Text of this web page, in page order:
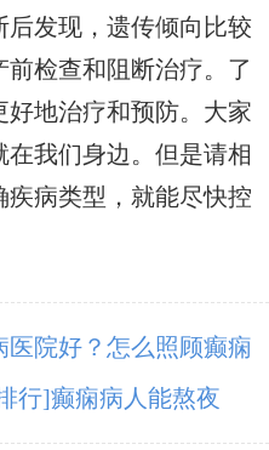
发现，遗传倾向比较
检查和阻断治疗。了
地治疗和预防。大家
我们身边。但是请相
病类型，就能尽快控
医院好？怎么照顾癫痫
行]癫痫病人能熬夜